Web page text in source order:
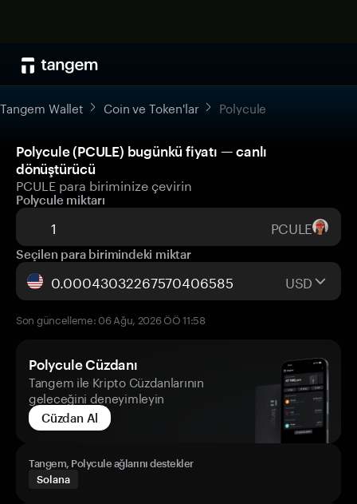
Tangem Wallet Coin ve Token'lar Polycule
Polycule (PCULE) bugünkü fiyatı — canlı
dönüştürücü
PCULE para biriminize çevirin
Polycule miktarı
PCULE
Seçilen para birimindeki miktar
USD
Son güncelleme: 06 Ağu, 2026 ÖÖ 11:58
Polycule Cüzdanı
Tangem ile Kripto Cüzdanlarının
geleceğini deneyimleyin
Cüzdan Al
Tangem, Polycule ağlarını destekler
Solana